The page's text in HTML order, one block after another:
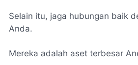
Selain itu, jaga hubungan baik
Anda.
Mereka adalah aset terbesar